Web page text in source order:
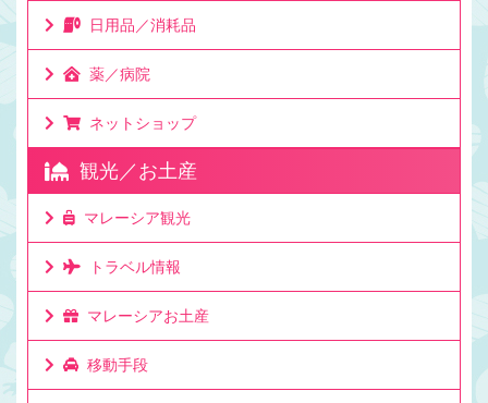
日用品／消耗品
薬／病院
ネットショップ
観光／お土産
マレーシア観光
トラベル情報
マレーシアお土産
移動手段